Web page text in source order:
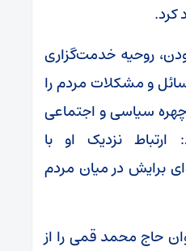
کرد.
روحیه خدمت‌گزاری
و مشکلات مردم را
سیاسی و اجتماعی
نزدیک او با
برایش در میان مردم
حاج محمد قمی را از